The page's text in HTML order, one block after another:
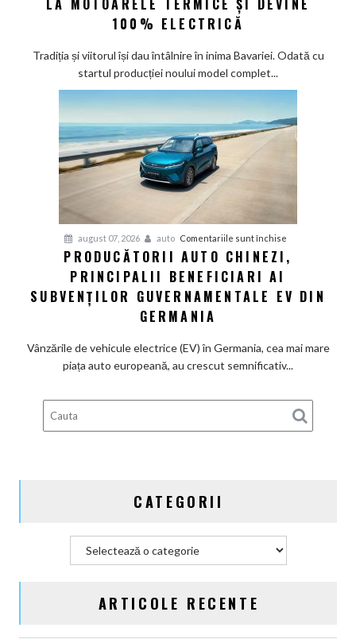
Cea
BMW
renunță
și
100%
LA MOTOARELE TERMICE ȘI DEVINE
100% ELECTRICĂ
Tradiția și viitorul își dau întâlnire în inima Bavariei. Odată cu
startul producției noului model complet...
august 07, 2026 auto Comentariile sunt închise
chinezi,
din
Germania
PRODUCĂTORII AUTO CHINEZI,
PRINCIPALII BENEFICIARI AI
SUBVENȚILOR GUVERNAMENTALE EV DIN
GERMANIA
Vânzările de vehicule electrice (EV) în Germania, cea mai mare
piața auto europeană, au crescut semnificativ...
CATEGORII
ARTICOLE RECENTE